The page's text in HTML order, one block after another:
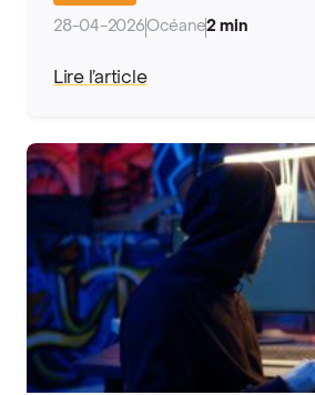
28-04-2026Océane2 min
Lire l’article